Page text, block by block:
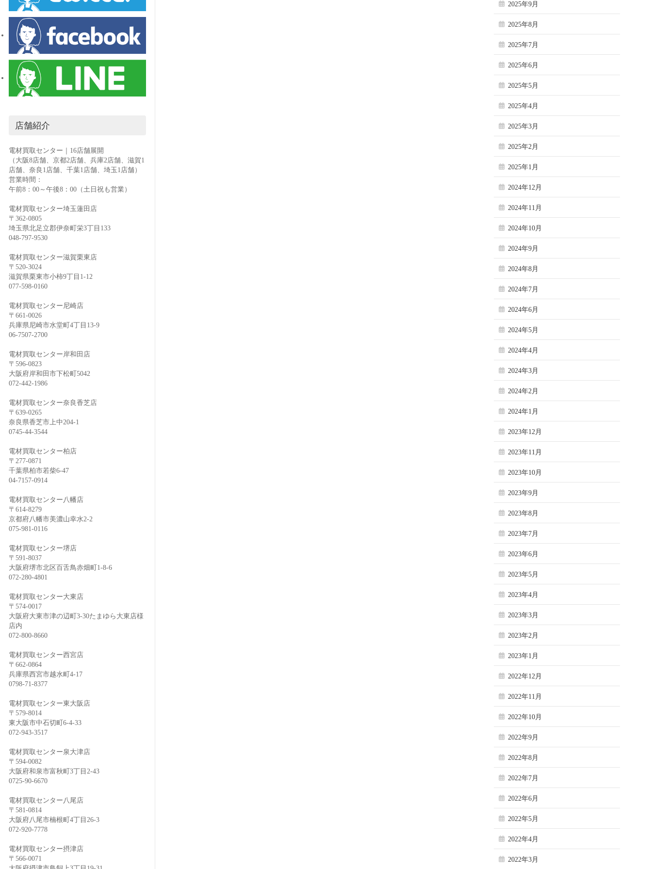
店舗紹介
電材買取センター｜16店舗展開
（大阪8店舗、京都2店舗、兵庫2店舗、滋賀1
店舗、奈良1店舗、千葉1店舗、埼玉1店舗）
営業時間：
午前8：00～午後8：00（土日祝も営業）
電材買取センター埼玉蓮田店
〒362-0805
埼玉県北足立郡伊奈町栄3丁目133
048-797-9530
電材買取センター滋賀栗東店
〒520-3024
滋賀県栗東市小柿9丁目1-12
077-598-0160
電材買取センター尼崎店
〒661-0026
兵庫県尼崎市水堂町4丁目13-9
06-7507-2700
電材買取センター岸和田店
〒596-0823
大阪府岸和田市下松町5042
072-442-1986
電材買取センター奈良香芝店
〒639-0265
奈良県香芝市上中204-1
0745-44-3544
電材買取センター柏店
〒277-0871
千葉県柏市若柴6-47
04-7157-0914
電材買取センター八幡店
〒614-8279
京都府八幡市美濃山幸水2-2
075-981-0116
電材買取センター堺店
〒591-8037
大阪府堺市北区百舌鳥赤畑町1-8-6
072-280-4801
電材買取センター大東店
〒574-0017
大阪府大東市津の辺町3-30たまゆら大東店様
店内
072-800-8660
電材買取センター西宮店
〒662-0864
兵庫県西宮市越水町4-17
0798-71-8377
電材買取センター東大阪店
〒579-8014
東大阪市中石切町6-4-33
072-943-3517
電材買取センター泉大津店
〒594-0082
大阪府和泉市富秋町3丁目2-43
0725-90-6670
電材買取センター八尾店
〒581-0814
大阪府八尾市楠根町4丁目26-3
072-920-7778
電材買取センター摂津店
〒566-0071
2025年9月
2025年8月
2025年7月
2025年6月
2025年5月
2025年4月
2025年3月
2025年2月
2025年1月
2024年12月
2024年11月
2024年10月
2024年9月
2024年8月
2024年7月
2024年6月
2024年5月
2024年4月
2024年3月
2024年2月
2024年1月
2023年12月
2023年11月
2023年10月
2023年9月
2023年8月
2023年7月
2023年6月
2023年5月
2023年4月
2023年3月
2023年2月
2023年1月
2022年12月
2022年11月
2022年10月
2022年9月
2022年8月
2022年7月
2022年6月
2022年5月
2022年4月
2022年3月